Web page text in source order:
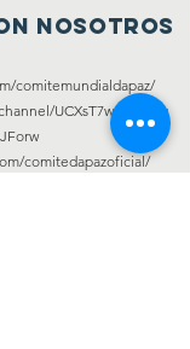
nosotros
comitemundialdapaz/
UCXsT7w69J3C5q
comitedapazoficial/